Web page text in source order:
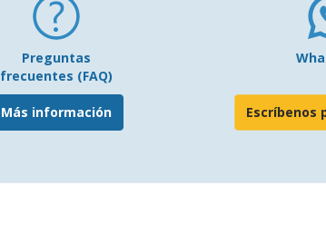
Preguntas
frecuentes (FAQ)
Más información Escríbenos